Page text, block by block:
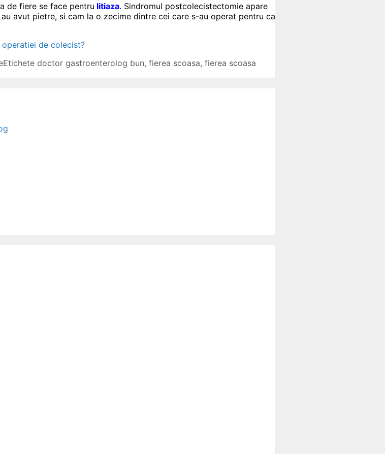
de fiere se face pentru litiaza. Sindromul postcolecistectomie apare
avut pietre, si cam la o zecime dintre cei care s-au operat pentru ca
de colecist?
Etichete doctor gastroenterolog bun, fierea scoasa, fierea scoasa